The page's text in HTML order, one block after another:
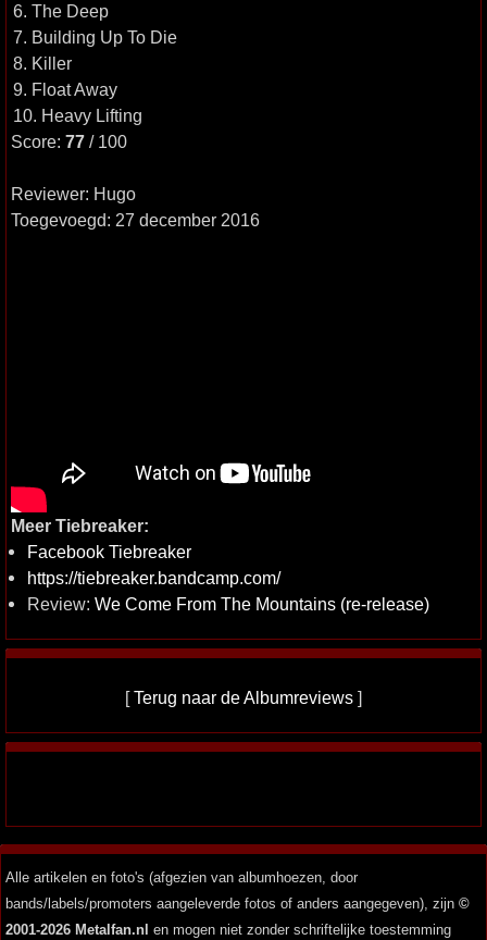
6. The Deep
7. Building Up To Die
8. Killer
9. Float Away
10. Heavy Lifting
Score: 77 / 100
Reviewer: Hugo
Toegevoegd: 27 december 2016
Meer Tiebreaker:
Facebook Tiebreaker
https://tiebreaker.bandcamp.com/
Review: We Come From The Mountains (re-release)
[Terug naar de Albumreviews ]
Alle artikelen en foto's (afgezien van albumhoezen, door
bands/labels/promoters aangeleverde fotos of anders aangegeven), zijn ©
2001-2026 Metalfan.nl en mogen niet zonder schriftelijke toestemming